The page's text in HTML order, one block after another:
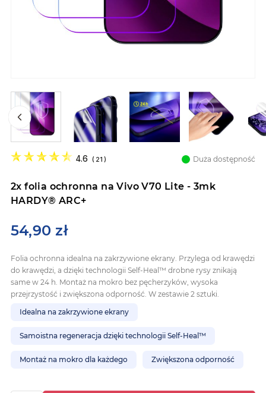
Przejdź
na
początek
4.6 ( 21 ) Duża dostępność
2x folia ochronna na Vivo V70 Lite - 3mk
HARDY® ARC+
54,90 zł
Folia ochronna idealna na zakrzywione ekrany. Przylega od krawędzi
do krawędzi, a dzięki technologii Self-Heal™ drobne rysy znikają
same w 24 h. Montaż na mokro bez pęcherzyków, wysoka
przejrzystość i zwiększona odporność. W zestawie 2 sztuki.
Idealna na zakrzywione ekrany
Samoistna regeneracja dzięki technologii Self-Heal™
Montaż na mokro dla każdego Zwiększona odporność